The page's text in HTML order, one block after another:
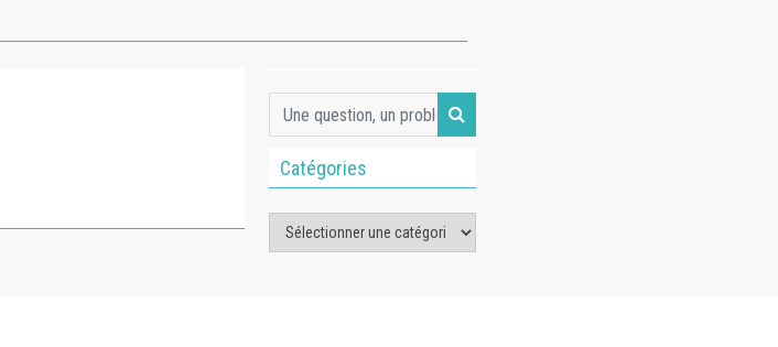
Catégories
Catégories